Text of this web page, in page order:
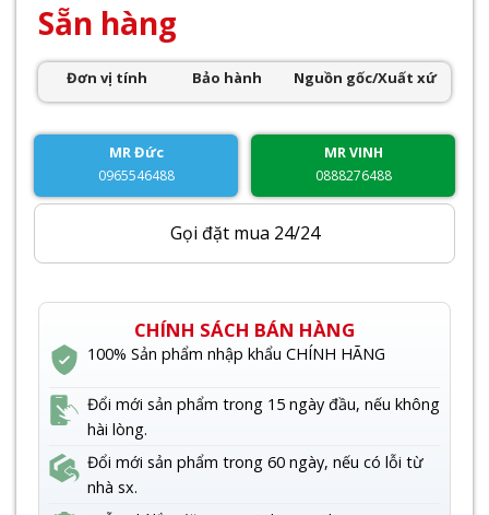
Sẵn hàng
Đơn vị tính Bảo hành Nguồn gốc/Xuất xứ
MR Đức
0965546488
MR VINH
0888276488
Gọi đặt mua 24/24
CHÍNH SÁCH BÁN HÀNG
100% Sản phẩm nhập khẩu CHÍNH HÃNG
Đổi mới sản phẩm trong 15 ngày đầu, nếu không
hài lòng.
Đổi mới sản phẩm trong 60 ngày, nếu có lỗi từ
nhà sx.